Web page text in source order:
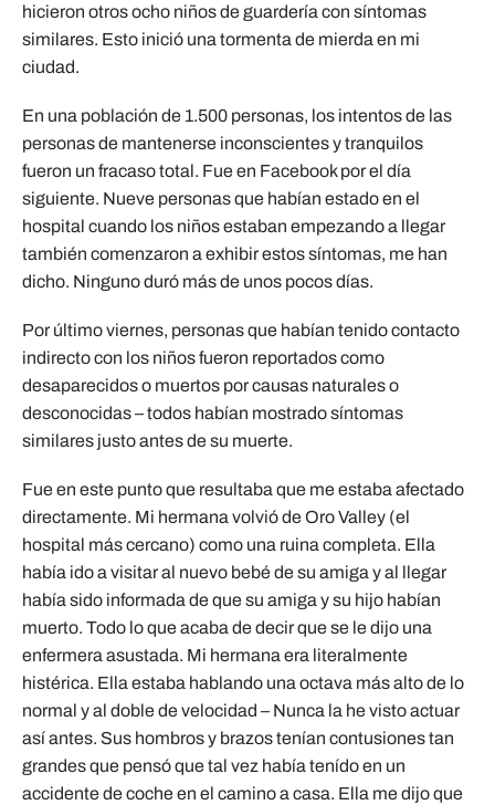
hicieron otros ocho niños de guardería con síntomas
similares. Esto inició una tormenta de mierda en mi
ciudad.
En una población de 1.500 personas, los intentos de las
personas de mantenerse inconscientes y tranquilos
fueron un fracaso total. Fue en Facebook por el día
siguiente. Nueve personas que habían estado en el
hospital cuando los niños estaban empezando a llegar
también comenzaron a exhibir estos síntomas, me han
dicho. Ninguno duró más de unos pocos días.
Por último viernes, personas que habían tenido contacto
indirecto con los niños fueron reportados como
desaparecidos o muertos por causas naturales o
desconocidas – todos habían mostrado síntomas
similares justo antes de su muerte.
Fue en este punto que resultaba que me estaba afectado
directamente. Mi hermana volvió de Oro Valley (el
hospital más cercano) como una ruina completa. Ella
había ido a visitar al nuevo bebé de su amiga y al llegar
había sido informada de que su amiga y su hijo habían
muerto. Todo lo que acaba de decir que se le dijo una
enfermera asustada. Mi hermana era literalmente
histérica. Ella estaba hablando una octava más alto de lo
normal y al doble de velocidad – Nunca la he visto actuar
así antes. Sus hombros y brazos tenían contusiones tan
grandes que pensó que tal vez había tenído en un
accidente de coche en el camino a casa. Ella me dijo que